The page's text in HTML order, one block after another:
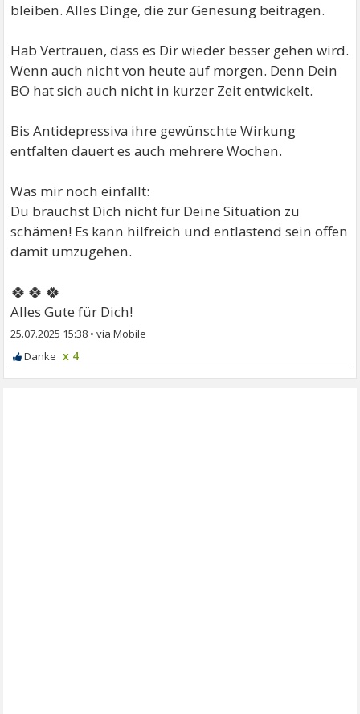
bleiben. Alles Dinge, die zur Genesung beitragen.
Hab Vertrauen, dass es Dir wieder besser gehen wird.
Wenn auch nicht von heute auf morgen. Denn Dein
BO hat sich auch nicht in kurzer Zeit entwickelt.
Bis Antidepressiva ihre gewünschte Wirkung
entfalten dauert es auch mehrere Wochen.
Was mir noch einfällt:
Du brauchst Dich nicht für Deine Situation zu
schämen! Es kann hilfreich und entlastend sein offen
damit umzugehen.
🍀🍀🍀
Alles Gute für Dich!
25.07.2025 15:38 •
x 4